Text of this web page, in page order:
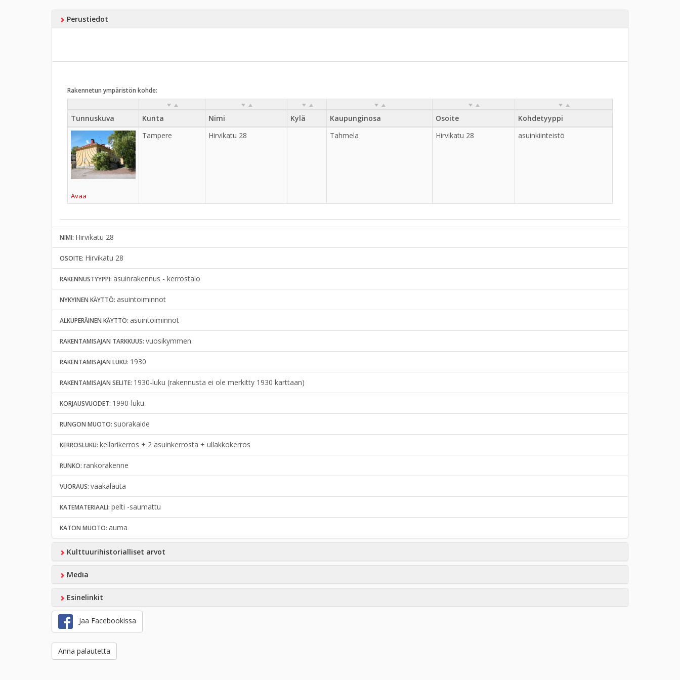
Perustiedot
Rakennetun ympäristön kohde:
Tunnuskuva Kunta Nimi Kylä Kaupunginosa Osoite Kohdetyyppi
Avaa
Tampere Hirvikatu 28 Tahmela Hirvikatu 28 asuinkiinteistö
NIMI: Hirvikatu 28
OSOITE: Hirvikatu 28
RAKENNUSTYYPPI: asuinrakennus - kerrostalo
NYKYINEN KÄYTTÖ: asuintoiminnot
ALKUPERÄINEN KÄYTTÖ: asuintoiminnot
RAKENTAMISAJAN TARKKUUS: vuosikymmen
RAKENTAMISAJAN LUKU: 1930
RAKENTAMISAJAN SELITE: 1930-luku (rakennusta ei ole merkitty 1930 karttaan)
KORJAUSVUODET: 1990-luku
RUNGON MUOTO: suorakaide
KERROSLUKU: kellarikerros + 2 asuinkerrosta + ullakkokerros
RUNKO: rankorakenne
VUORAUS: vaakalauta
KATEMATERIAALI: pelti -saumattu
KATON MUOTO: auma
Kulttuurihistorialliset arvot
Media
Esinelinkit
Jaa Facebookissa
Anna palautetta